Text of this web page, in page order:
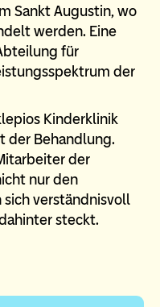
Sankt Augustin, wo
werden. Eine
für
der
Kinderklinik
der Behandlung.
der
nur den
verständnisvoll
steckt.